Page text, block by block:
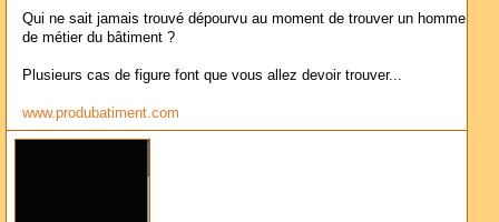
Qui ne sait jamais trouvé dépourvu au moment de trouver un homme
de métier du bâtiment ?
Plusieurs cas de figure font que vous allez devoir trouver...
www.produbatiment.com